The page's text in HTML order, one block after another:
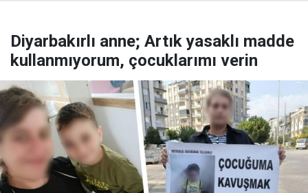
Diyarbakırlı anne; Artık yasaklı madde
kullanmıyorum, çocuklarımı verin